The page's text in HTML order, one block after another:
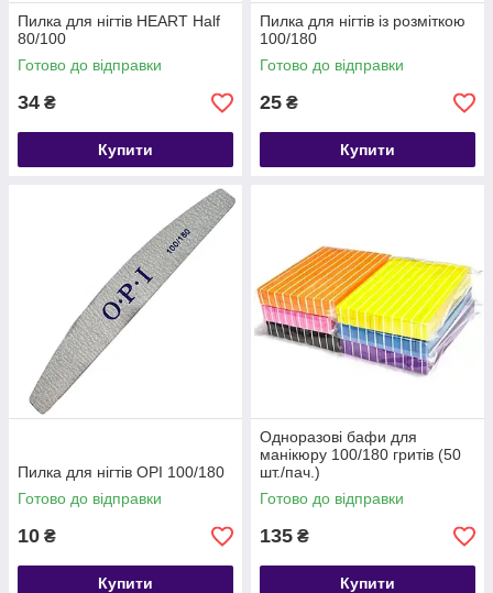
Пилка для нігтів HEART Half
80/100
Готово до відправки
34 ₴
Купити
Пилка для нігтів із розміткою
100/180
Готово до відправки
25 ₴
Купити
Пилка для нігтів OPI 100/180
Готово до відправки
10 ₴
Купити
Одноразові бафи для
манікюру 100/180 гритів (50
шт./пач.)
Готово до відправки
135 ₴
Купити